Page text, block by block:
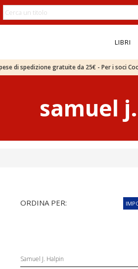
LIBRI
di spedizione gratuite da 25€ - Per i soci
samuel
ORDINA PER:
Samuel J. Halpin